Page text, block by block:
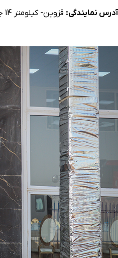
آدرس نمایندگی: قزوين- کيلومتر 14 جاده بويين زهرا- سمت راست وروردی شهرک ليان جديد